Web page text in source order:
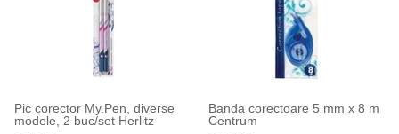
Pic corector My.Pen, diverse
modele, 2 buc/set Herlitz
Banda corectoare 5 mm x 8 m
Centrum